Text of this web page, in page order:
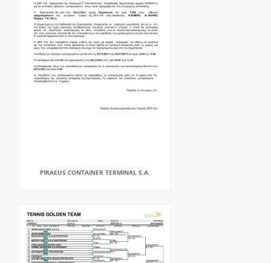
PIRAEUS CONTAINER TERMINAL S.A.